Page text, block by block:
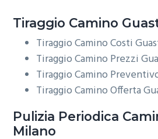
Tiraggio Camino
Tiraggio Camino Costi
Tiraggio Camino Prezzi
Tiraggio Camino
Tiraggio Camino Offerta
Pulizia Periodica
Milano